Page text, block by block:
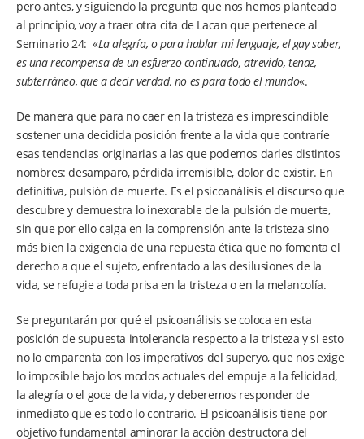
pero antes, y siguiendo la pregunta que nos hemos planteado
al principio, voy a traer otra cita de Lacan que pertenece al
Seminario 24: «La alegría, o para hablar mi lenguaje, el gay saber,
es una recompensa de un esfuerzo continuado, atrevido, tenaz,
subterráneo, que a decir verdad, no es para todo el mundo«.
De manera que para no caer en la tristeza es imprescindible
sostener una decidida posición frente a la vida que contraríe
esas tendencias originarias a las que podemos darles distintos
nombres: desamparo, pérdida irremisible, dolor de existir. En
definitiva, pulsión de muerte. Es el psicoanálisis el discurso que
descubre y demuestra lo inexorable de la pulsión de muerte,
sin que por ello caiga en la comprensión ante la tristeza sino
más bien la exigencia de una repuesta ética que no fomenta el
derecho a que el sujeto, enfrentado a las desilusiones de la
vida, se refugie a toda prisa en la tristeza o en la melancolía.
Se preguntarán por qué el psicoanálisis se coloca en esta
posición de supuesta intolerancia respecto a la tristeza y si esto
no lo emparenta con los imperativos del superyo, que nos exige
lo imposible bajo los modos actuales del empuje a la felicidad,
la alegría o el goce de la vida, y deberemos responder de
inmediato que es todo lo contrario. El psicoanálisis tiene por
objetivo fundamental aminorar la acción destructora del